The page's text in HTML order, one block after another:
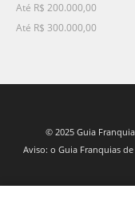
Até R$ 200.000,00
Até R$ 300.000,00
© 2025 Guia
Aviso: o Guia Franquias